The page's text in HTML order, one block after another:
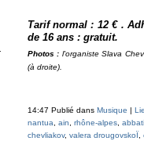
Tarif normal : 12 € .
de 16 ans : gratuit.
Photos : l'organiste Slava
(à droite).
14:47 Publié dans Musique
nantua, ain, rhône-alpes,
chevliakov, valera drougovskoÏ ,